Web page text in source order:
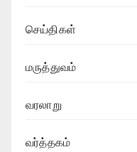
செய்திகள்
மருத்துவம்
வரலாறு
வர்த்தகம்